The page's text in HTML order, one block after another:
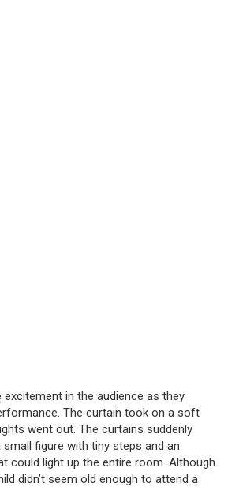
excitement in the audience as they
The curtain took on a soft
went out. The curtains suddenly
small figure with tiny steps and an
could light up the entire room. Although
didn’t seem old enough to attend a